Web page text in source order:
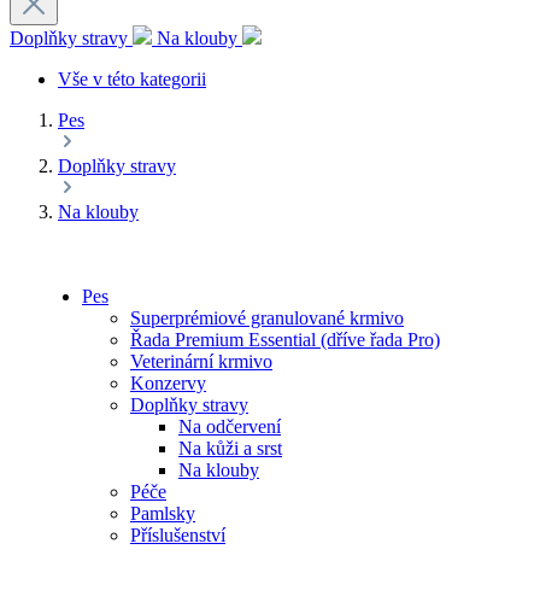
Doplňky stravy
Na klouby
Vše v této kategorii
Pes
Doplňky stravy
Na klouby
Pes
Superprémiové granulované krmivo
Řada Premium Essential (dříve řada Pro)
Veterinární krmivo
Konzervy
Doplňky stravy
Na odčervení
Na kůži a srst
Na klouby
Péče
Pamlsky
Příslušenství